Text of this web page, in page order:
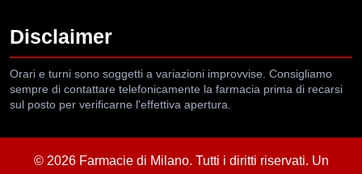
Disclaimer
Orari e turni sono soggetti a variazioni improvvise. Consigliamo
sempre di contattare telefonicamente la farmacia prima di recarsi
sul posto per verificarne l'effettiva apertura.
© 2026 Farmacie di Milano. Tutti i diritti riservati. Un